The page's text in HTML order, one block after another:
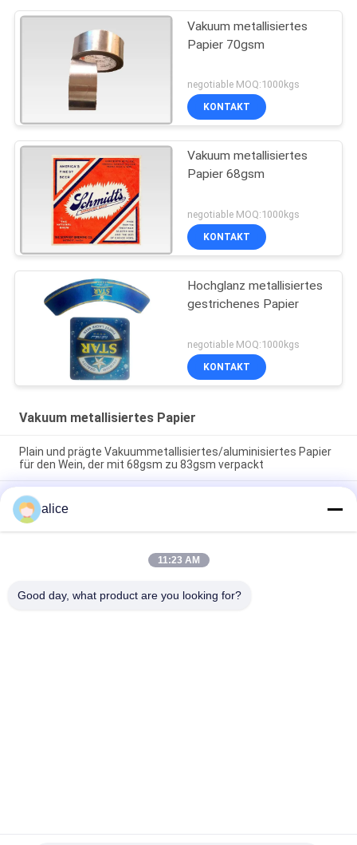
Vakuum metallisiertes
Papier 70gsm
negotiable MOQ:1000kgs
KONTAKT
Vakuum metallisiertes
Papier 68gsm
negotiable MOQ:1000kgs
KONTAKT
Hochglanz metallisiertes
gestrichenes Papier
negotiable MOQ:1000kgs
KONTAKT
Vakuum metallisiertes Papier
Plain und prägte Vakuummetallisiertes/aluminisiertes Papier
für den Wein, der mit 68gsm zu 83gsm verpackt
China prägte Vakuum metallisiertes Papier für Bier-Aufkleber
in der Stärke 68mic, wasserdichte ganz eigenhändig
geschriebe Papierblätter
Bier-Wein-Glasflaschen-Aufkleber-bedruckbares Vakuum, das
Kunststoffplatte-Rollenjungfrau-Massen-Art, Hochwasser-
alice
11:23 AM
Good day, what product are you looking for?